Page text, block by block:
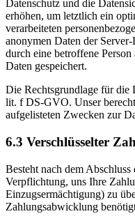
Datenschutz und die
erhöhen, um letztlich ein
verarbeiteten
anonymen Daten der
durch eine betroffene Person
Daten gespeichert.
Die Rechtsgrundlage für die
lit. f DS-GVO. Unser
aufgelisteten Zwecken zur
6.3 Verschlüsselter
Besteht nach dem
Verpflichtung, uns Ihre
Einzugsermächtigung) zu
Zahlungsabwicklung